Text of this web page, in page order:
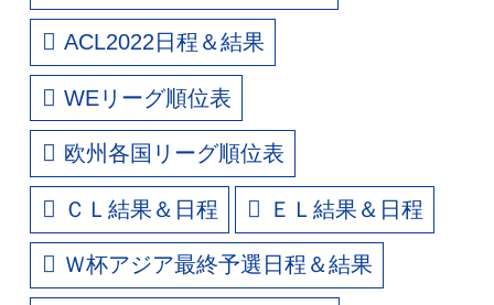
ACL2022日程＆結果
WEリーグ順位表
欧州各国リーグ順位表
ＣＬ結果＆日程 ＥＬ結果＆日程
Ｗ杯アジア最終予選日程＆結果